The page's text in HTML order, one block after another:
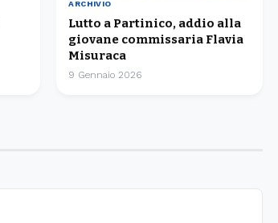
ARCHIVIO
Lutto a Partinico, addio alla
giovane commissaria Flavia
Misuraca
9 Gennaio 2026